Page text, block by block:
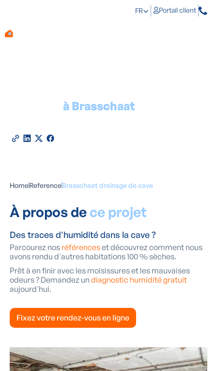
FR Portail client
à Brasschaat
HomeReferenceBrasschaat drainage de cave
À propos de ce projet
Des traces d'humidité dans la cave ?
Parcourez nos référenceset découvrez comment nous
avons rendu d'autres habitations 100 % sèches.
Prêt à en finir avec les moisissures et les mauvaises
odeurs ? Demandez un diagnostic humidité gratuit
aujourd'hui.
Fixez votre rendez-vous en ligne